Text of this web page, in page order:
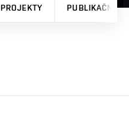
PROJEKTY PUBLIKAČNÍ